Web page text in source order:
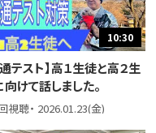
10:30
通テスト】高１生徒と高２生
けて話しました。
視聴・ 2026.01.23(金)